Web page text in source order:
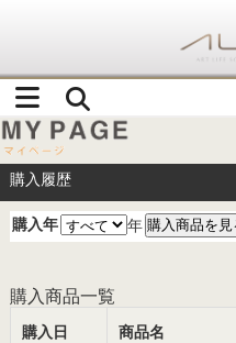
購入履歴
購入年 年
購入商品一覧
購入日 商品名